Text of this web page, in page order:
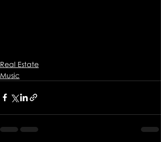
Real Estate
Music